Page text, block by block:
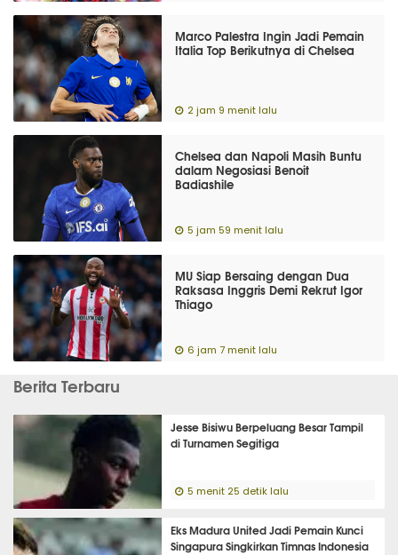
Marco Palestra Ingin Jadi Pemain
Italia Top Berikutnya di Chelsea
2 jam 9 menit lalu
Chelsea dan Napoli Masih Buntu
dalam Negosiasi Benoit
Badiashile
5 jam 59 menit lalu
MU Siap Bersaing dengan Dua
Raksasa Inggris Demi Rekrut Igor
Thiago
6 jam 7 menit lalu
Berita Terbaru
Jesse Bisiwu Berpeluang Besar Tampil
di Turnamen Segitiga
5 menit 25 detik lalu
Eks Madura United Jadi Pemain Kunci
Singapura Singkirkan Timnas Indonesia